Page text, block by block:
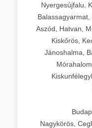
Nyergesújfalu,
Balassagyarmat,
Aszód, Hatvan,
Kiskőrös,
Jánoshalma,
Nagykörös,